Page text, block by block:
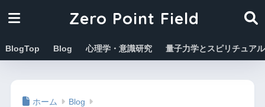
Zero Point Field
BlogTop Blog 心理学・意識研究 量子力学とスピリチュアル
ホーム Blog